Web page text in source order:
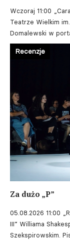
Wczoraj 11:00
Teatrze Wielkim
Domalewski w
Za dużo „P”
05.08.2026 11:00
III” Williama
Szekspirowskim.
Recenzje